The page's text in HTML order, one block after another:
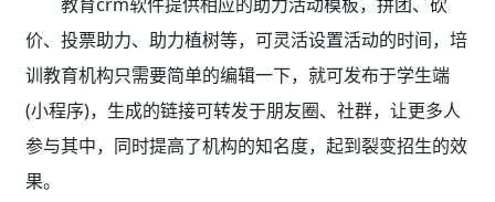
价、投票助力、助力植树等，可灵活设置活动的时间，培
训教育机构只需要简单的编辑一下，就可发布于学生端
(小程序)，生成的链接可转发于朋友圈、社群，让更多人
参与其中，同时提高了机构的知名度，起到裂变招生的效
果。